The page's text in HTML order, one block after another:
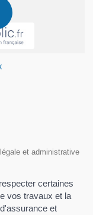
et administrative
certaines
vos travaux et la
et